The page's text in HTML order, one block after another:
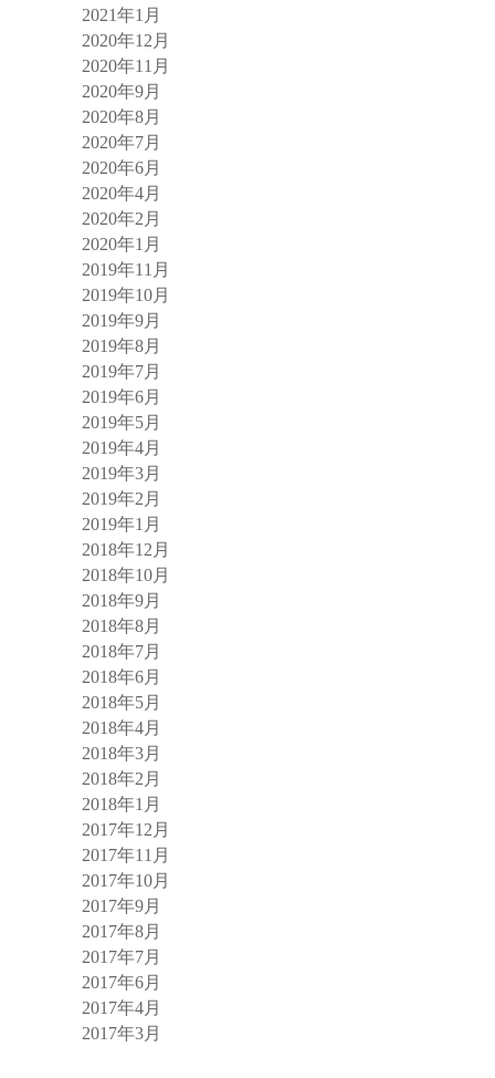
2021年1月
2020年12月
2020年11月
2020年9月
2020年8月
2020年7月
2020年6月
2020年4月
2020年2月
2020年1月
2019年11月
2019年10月
2019年9月
2019年8月
2019年7月
2019年6月
2019年5月
2019年4月
2019年3月
2019年2月
2019年1月
2018年12月
2018年10月
2018年9月
2018年8月
2018年7月
2018年6月
2018年5月
2018年4月
2018年3月
2018年2月
2018年1月
2017年12月
2017年11月
2017年10月
2017年9月
2017年8月
2017年7月
2017年6月
2017年4月
2017年3月